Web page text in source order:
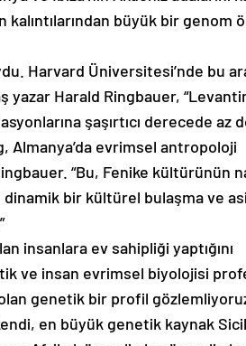
büyük bir genom
Harvard Üniversitesi’nde bu
yazar Harald Ringbauer,
şaşırtıcı derecede az
Almanya’da evrimsel antropoloji
“Bu, Fenike kültürünün
dinamik bir kültürel bulaşma ve
insanlara ev sahipliği yaptığını
ve insan evrimsel biyolojisi
genetik bir profil
en büyük genetik kaynak